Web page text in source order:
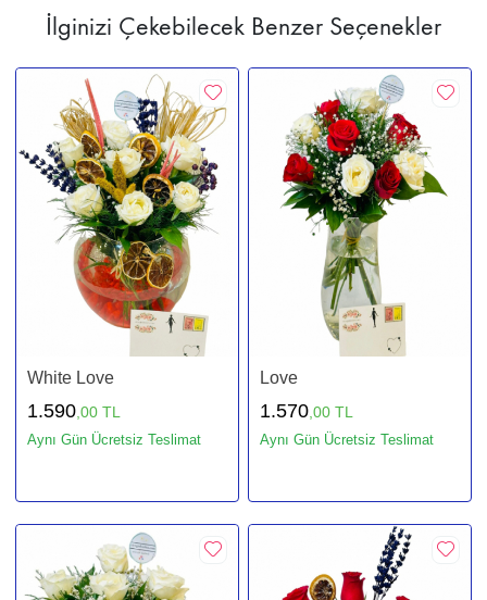
İlginizi Çekebilecek Benzer Seçenekler
White Love
1.590,00 TL
Aynı Gün Ücretsiz Teslimat
Love
1.570,00 TL
Aynı Gün Ücretsiz Teslimat